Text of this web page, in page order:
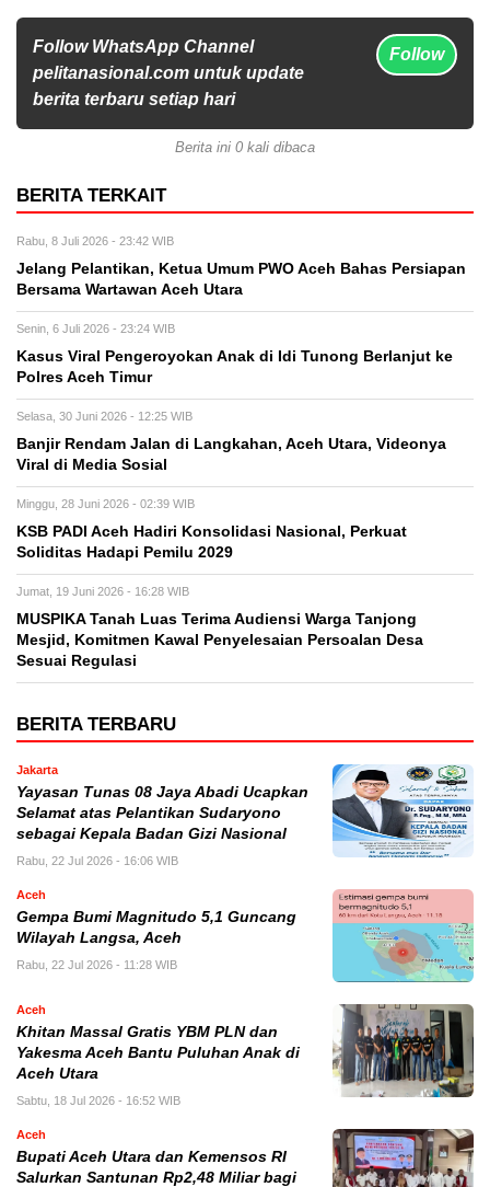
Follow WhatsApp Channel
pelitanasional.com untuk update
berita terbaru setiap hari
Follow
Berita ini 0 kali dibaca
BERITA TERKAIT
Rabu, 8 Juli 2026 - 23:42 WIB
Jelang Pelantikan, Ketua Umum PWO Aceh Bahas Persiapan
Bersama Wartawan Aceh Utara
Senin, 6 Juli 2026 - 23:24 WIB
Kasus Viral Pengeroyokan Anak di Idi Tunong Berlanjut ke
Polres Aceh Timur
Selasa, 30 Juni 2026 - 12:25 WIB
Banjir Rendam Jalan di Langkahan, Aceh Utara, Videonya
Viral di Media Sosial
Minggu, 28 Juni 2026 - 02:39 WIB
KSB PADI Aceh Hadiri Konsolidasi Nasional, Perkuat
Soliditas Hadapi Pemilu 2029
Jumat, 19 Juni 2026 - 16:28 WIB
MUSPIKA Tanah Luas Terima Audiensi Warga Tanjong
Mesjid, Komitmen Kawal Penyelesaian Persoalan Desa
Sesuai Regulasi
BERITA TERBARU
Jakarta
Yayasan Tunas 08 Jaya Abadi Ucapkan
Selamat atas Pelantikan Sudaryono
sebagai Kepala Badan Gizi Nasional
Rabu, 22 Jul 2026 - 16:06 WIB
Aceh
Gempa Bumi Magnitudo 5,1 Guncang
Wilayah Langsa, Aceh
Rabu, 22 Jul 2026 - 11:28 WIB
Aceh
Khitan Massal Gratis YBM PLN dan
Yakesma Aceh Bantu Puluhan Anak di
Aceh Utara
Sabtu, 18 Jul 2026 - 16:52 WIB
Aceh
Bupati Aceh Utara dan Kemensos RI
Salurkan Santunan Rp2,48 Miliar bagi